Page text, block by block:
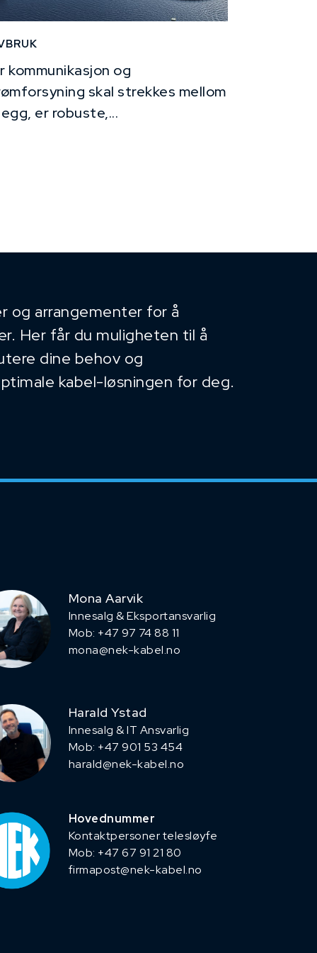
kommunikasjon og
skal strekkes mellom
er robuste,...
og arrangementer for å
Her får du muligheten til å
dine behov og
kabel-løsningen for deg.
Mona Aarvik
Innesalg & Eksportansvarlig
Mob: +47 97 74 88 11
mona@nek-kabel.no
Harald Ystad
Innesalg & IT Ansvarlig
Mob: +47 901 53 454
harald@nek-kabel.no
Hovednummer
Kontaktpersoner telesløyfe
Mob: +47 67 91 21 80
firmapost@nek-kabel.no